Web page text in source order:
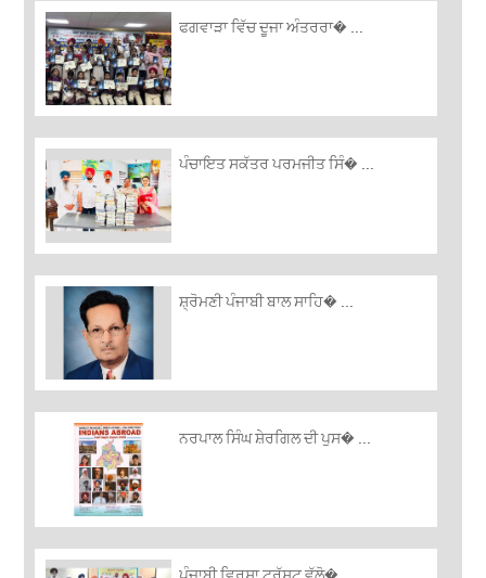
ਫਗਵਾੜਾ ਵਿੱਚ ਦੂਜਾ ਅੰਤਰਰਾ� ...
ਪੰਚਾਇਤ ਸਕੱਤਰ ਪਰਮਜੀਤ ਸਿੰ� ...
ਸ਼੍ਰੋਮਣੀ ਪੰਜਾਬੀ ਬਾਲ ਸਾਹਿ� ...
ਨਰਪਾਲ ਸਿੰਘ ਸ਼ੇਰਗਿਲ ਦੀ ਪੁਸ� ...